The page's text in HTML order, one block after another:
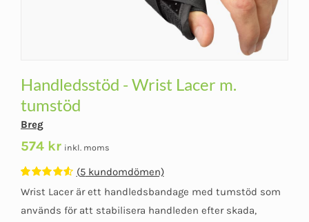
Handledsstöd - Wrist Lacer m.
tumstöd
Breg
574 kr inkl. moms
Betygsatt
4.60av 5
baserat på
5
(5kundomdömen)
Wrist Lacer är ett handledsbandage med tumstöd som
används för att stabilisera handleden efter skada,